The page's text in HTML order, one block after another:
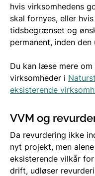
hvis virksomhedens
skal fornyes, eller
tidsbegrænset og
permanent, inden den
Du kan læse mere
virksomheder i
eksisterende
VVM og
Da revurdering ikke
nyt projekt, men
eksisterende vilkår
drift, udløser